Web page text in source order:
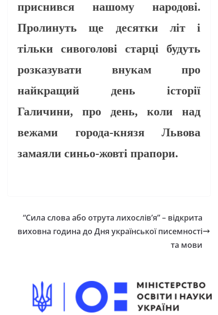
приснився нашому народові.
Пролинуть ще десятки літ і
тільки сивоголові старці будуть
розказувати внукам про
найкращий день історії
Галичини, про день, коли над
вежами города-князя Львова
замаяли синьо-жовті прапори.
“Сила слова або отрута лихослів’я” – відкрита
виховна година до Дня української писемності
та мови